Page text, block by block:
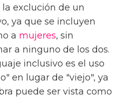
exclución de un
ya que se incluyen
a mujeres, sin
a ninguno de los dos.
inclusivo es el uso
en lugar de "viejo", ya
puede ser vista como